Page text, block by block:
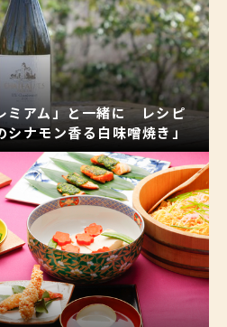
ミアム」と一緒に レシピ
シナモン香る白味噌焼き」